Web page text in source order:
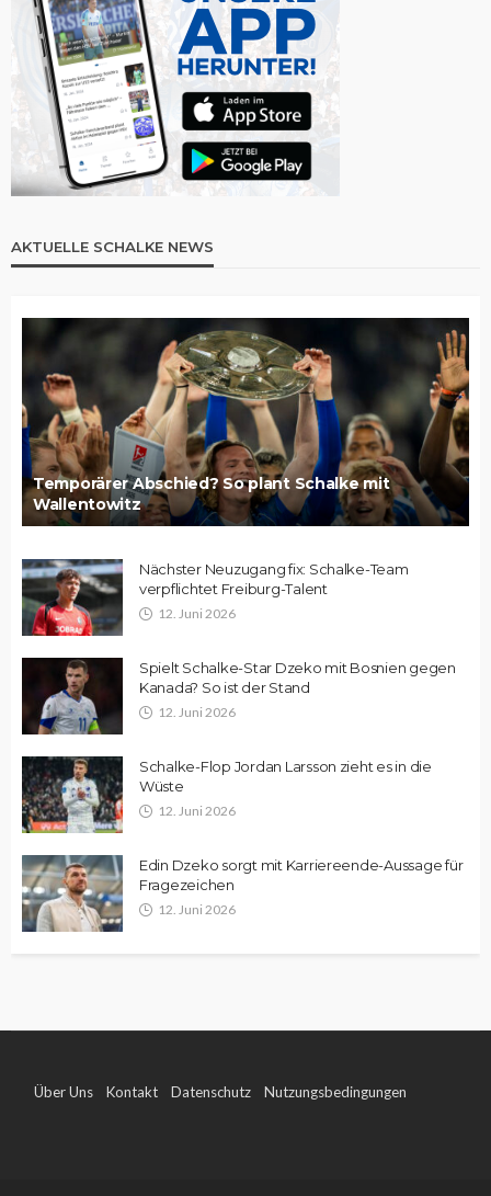
AKTUELLE SCHALKE NEWS
Temporärer Abschied? So plant Schalke mit
Wallentowitz
Nächster Neuzugang fix: Schalke-Team
verpflichtet Freiburg-Talent
12. Juni 2026
Spielt Schalke-Star Dzeko mit Bosnien gegen
Kanada? So ist der Stand
12. Juni 2026
Schalke-Flop Jordan Larsson zieht es in die
Wüste
12. Juni 2026
Edin Dzeko sorgt mit Karriereende-Aussage für
Fragezeichen
12. Juni 2026
Über Uns Kontakt Datenschutz Nutzungsbedingungen